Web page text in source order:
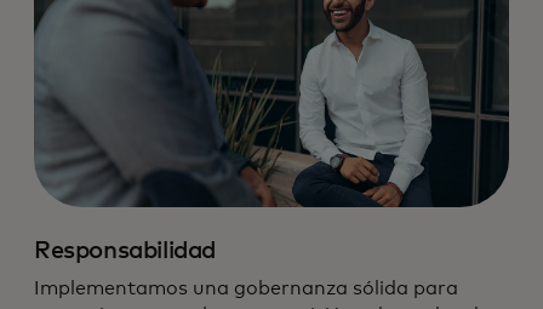
Responsabilidad
Implementamos una gobernanza sólida para